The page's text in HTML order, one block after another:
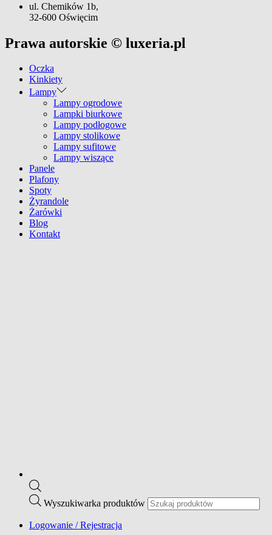
ul. Chemików 1b,
32-600 Oświęcim
Prawa autorskie © luxeria.pl
Oczka
Kinkiety
Lampy
Lampy ogrodowe
Lampki biurkowe
Lampy podłogowe
Lampy stolikowe
Lampy sufitowe
Lampy wiszące
Panele
Plafony
Spoty
Żyrandole
Żarówki
Blog
Kontakt
Wyszukiwarka produktów
Logowanie / Rejestracja